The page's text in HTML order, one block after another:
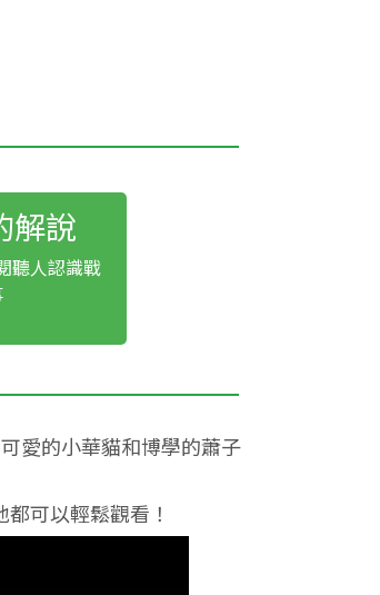
解說
聽人認識戰
愛的小華貓和博學的蕭子
可以輕鬆觀看！